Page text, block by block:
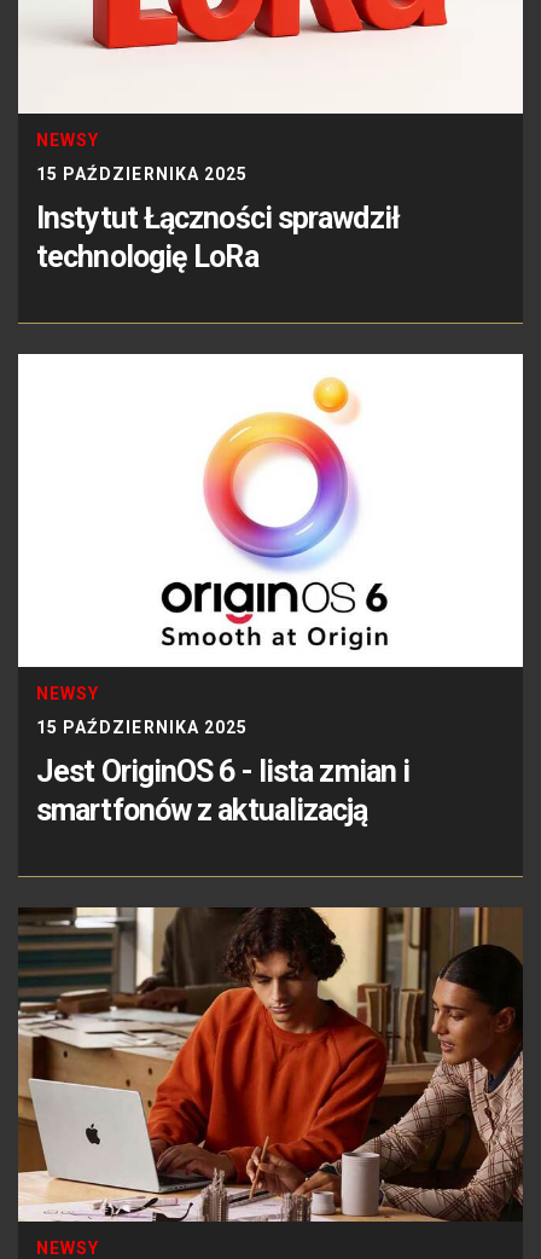
NEWSY
15 PAŹDZIERNIKA 2025
Instytut Łączności sprawdził
technologię LoRa
NEWSY
15 PAŹDZIERNIKA 2025
Jest OriginOS 6 - lista zmian i
smartfonów z aktualizacją
NEWSY